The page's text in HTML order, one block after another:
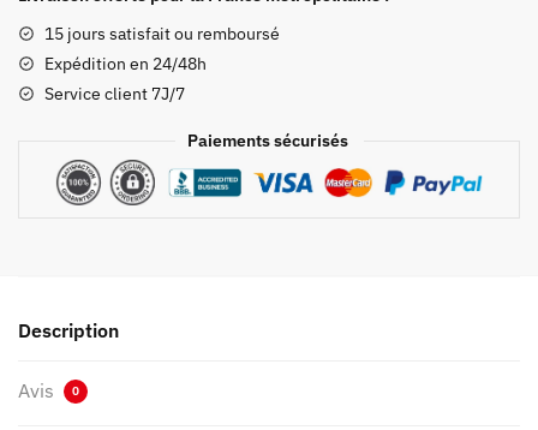
Acrylique
Rengoku
15 jours satisfait ou remboursé
Expédition en 24/48h
Service client 7J/7
Paiements sécurisés
Description
Avis 0